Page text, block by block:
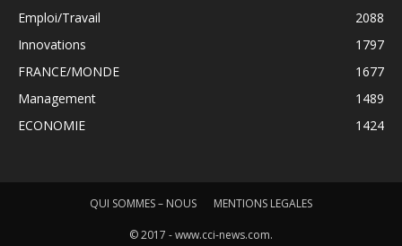
Emploi/Travail
2088
Innovations
1797
FRANCE/MONDE
1677
Management
1489
ECONOMIE
1424
QUI SOMMES – NOUS MENTIONS LEGALES
© 2017 - www.cci-news.com.